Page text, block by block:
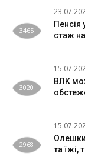
3465
Пенсія
стаж
3020
ВЛК
2968
Олешки
та їжі,